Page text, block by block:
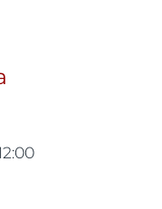
en esta ocasión: